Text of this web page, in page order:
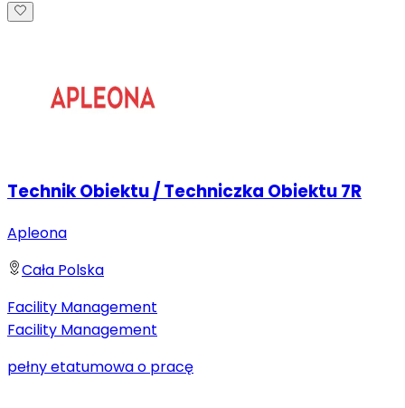
Technik Obiektu / Techniczka Obiektu 7R
Apleona
Cała Polska
Facility Management
Facility Management
pełny etatumowa o pracę